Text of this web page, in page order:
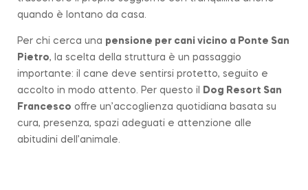
quando è lontano da casa.
Per chi cerca una pensione per cani vicino a Ponte San
Pietro, la scelta della struttura è un passaggio
importante: il cane deve sentirsi protetto, seguito e
accolto in modo attento. Per questo il
Dog Resort San
Francesco offre un’accoglienza quotidiana basata su
cura, presenza, spazi adeguati e attenzione alle
abitudini dell’animale.